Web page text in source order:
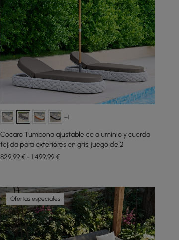
+1
Cocaro Tumbona ajustable de aluminio y cuerda
tejida para exteriores en gris, juego de 2
829,99 € - 1.499,99 €
Ofertas especiales